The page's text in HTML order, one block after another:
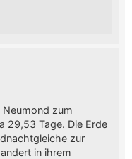
zum
29,53 Tage. Die Erde
zur
in ihrem